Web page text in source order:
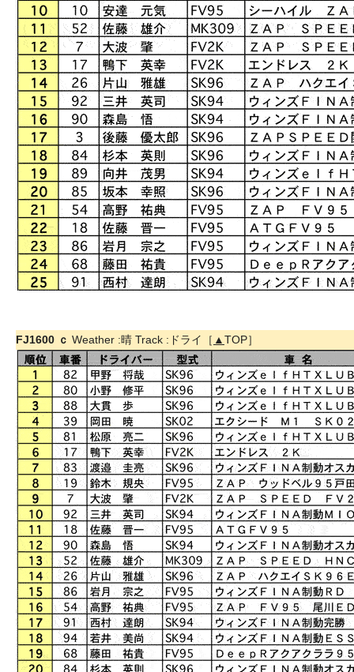
FJ1600 ｃ Weather :晴 Track :ドライ［ ▲TOP］